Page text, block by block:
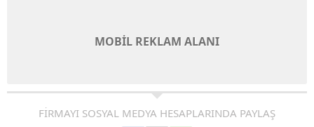
MOBİL REKLAM ALANI
FİRMAYI SOSYAL MEDYA HESAPLARINDA PAYLAŞ